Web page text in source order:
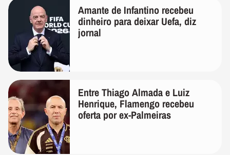
Amante de Infantino recebeu
dinheiro para deixar Uefa, diz
jornal
Entre Thiago Almada e Luiz
Henrique, Flamengo recebeu
oferta por ex-Palmeiras